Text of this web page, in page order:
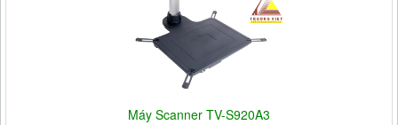
Máy Scanner TV-S920A3